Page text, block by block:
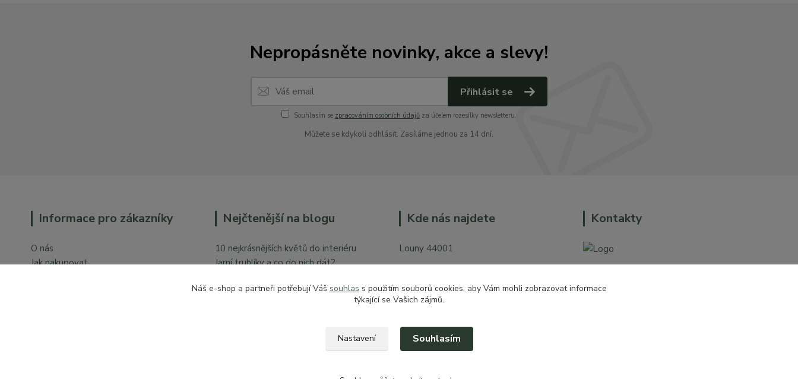
Nepropásněte novinky, akce a slevy!
Přihlásit se
Souhlasím se zpracováním osobních údajů za účelem rozesílky newsletteru.
Můžete se kdykoli odhlásit. Zasíláme jednou za 14 dní.
Informace pro zákazníky
O nás
Jak nakupovat
Nejčtenější na blogu
10 nejkrásnějších květů do interiéru
Jarní truhlíky a co do nich dát?
Kde nás najdete
Louny 44001
Vchod z České ulice prodejna pro dům a
Kontakty
Náš e-shop a partneři potřebují Váš souhlas s použitím souborů cookies, aby Vám mohli zobrazovat informace
týkající se Vašich zájmů.
Nastavení Souhlasím